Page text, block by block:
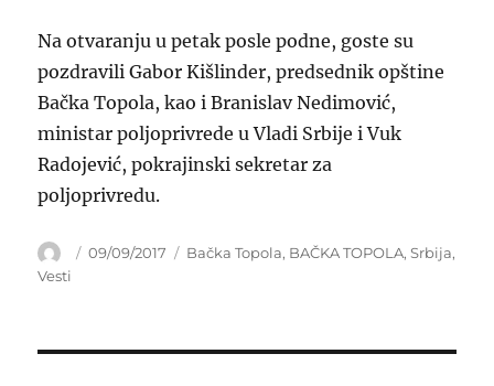
Na otvaranju u petak posle podne, goste su
pozdravili Gabor Kišlinder, predsednik opštine
Bačka Topola, kao i Branislav Nedimović,
ministar poljoprivrede u Vladi Srbije i Vuk
Radojević, pokrajinski sekretar za
poljoprivredu.
Author
Posted
09/09/2017 Categories
Bačka Topola, BAČKA TOPOLA,Srbija,
Vesti